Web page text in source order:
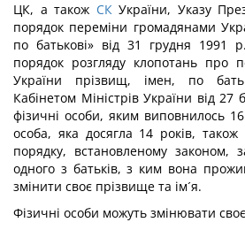
ЦК, а також СКУкраїни, Указу
порядок переміни громадянами
по батькові» від 31 грудня 1991
порядок розгляду клопотань про
України прізвищ, імен, по
Кабінетом Міністрів України від
фізичні особи, яким виповнилось
особа, яка досягла 14 років, також
порядку, встановленому законом,
одного з батьків, з ким вона
змінити своє прізвище та ім´я.
Фізичні особи можуть змінювати